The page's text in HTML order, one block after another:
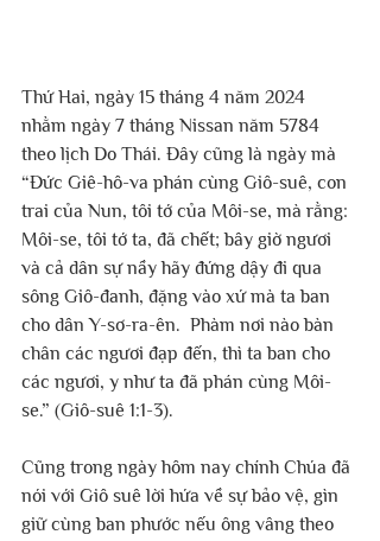
Thứ Hai, ngày 15 tháng 4 năm 2024
nhằm ngày 7 tháng Nissan năm 5784
theo lịch Do Thái. Đây cũng là ngày mà
“Đức Giê-hô-va phán cùng Giô-suê, con
trai của Nun, tôi tớ của Môi-se, mà rằng:
Môi-se, tôi tớ ta, đã chết; bây giờ ngươi
và cả dân sự nầy hãy đứng dậy đi qua
sông Giô-đanh, đặng vào xứ mà ta ban
cho dân Y-sơ-ra-ên.  Phàm nơi nào bàn
chân các ngươi đạp đến, thì ta ban cho
các ngươi, y như ta đã phán cùng Môi-
se.” (Giô-suê 1:1-3).
Cũng trong ngày hôm nay chính Chúa đã
nói với Giô suê lời hứa về sự bảo vệ, gìn
giữ cùng ban phước nếu ông vâng theo